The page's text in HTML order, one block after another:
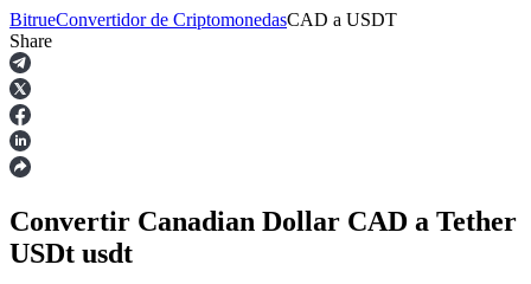
Futuros
BitrueConvertidor de CriptomonedasCAD a USDT
Share
Convertir Canadian Dollar CAD a Tether
USDt usdt